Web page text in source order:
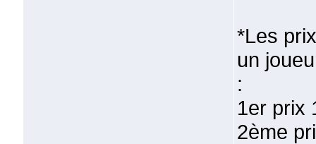
*Les
un
:
1er prix
2ème